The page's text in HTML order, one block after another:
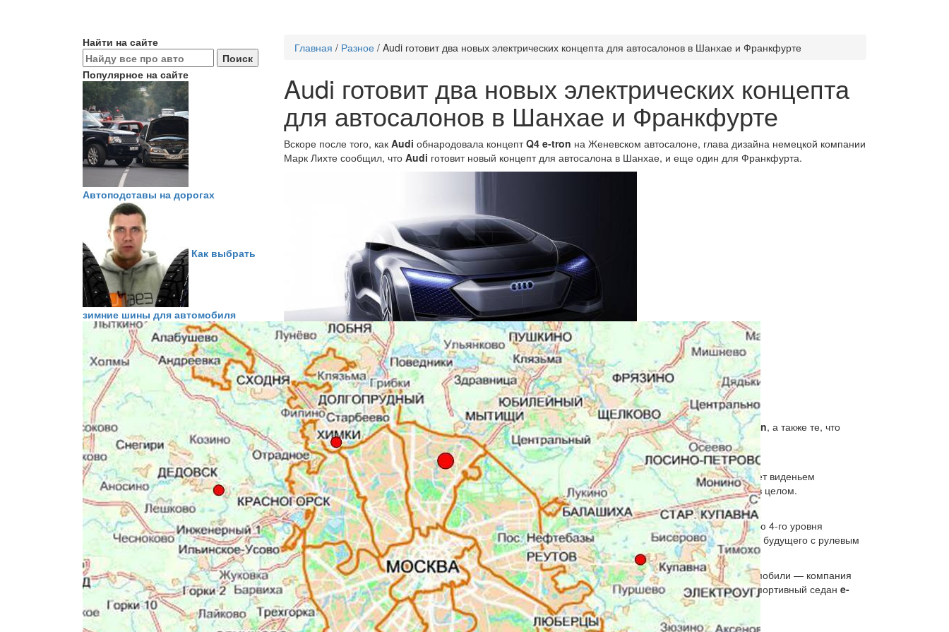
Главная / Разное / Audi готовит два новых электрических концепта для автосалонов в Шанхае и Франкфурте
Audi готовит два новых электрических концепта
для автосалонов в Шанхае и Франкфурте
Вскоре после того, как Audi обнародовала концептQ4 e-tron на Женевском автосалоне, глава дизайна немецкой компании
Марк Лихте сообщил, что Audi готовит новый концепт для автосалона в Шанхае, и еще один для Франкфурта.
Audi
carscoops.com
По словам Лихте, уАudiесть концептуальные автомобили готовые к производству, такие как Q4 e-tron, а также те, что
опережают время на 10-15 лет, такие какAicon– они и будут представлены в этом году.
Хотя Лихте не представил никаких подробностей моделей, он отметил, что шанхайский концепт станет виденьем
электромобилей на десятилетие вперед, а также продемонстрирует следующий шаг в дизайнеAudiв целом.
Кроме того, шанхайский концепт будет иметь уникальный дизайн интерьера благодаря использованию 4-го уровня
автономности — то есть, концепт даст представление о том, как может выглядеть салон автомобилей будущего с рулевым
колесом или без него.
Не стоит говорить, чтоАudiне сдерживает своих устремлений как можно скорее перейти на электромобили — компания
уже начала производство внедорожникаe-tron, готовит к запуску модельe-tron Sportback, а также спортивный седан e-
tron GTи кроссоверQ4 e-tron.
Найти на сайте
Популярное на сайте
Автоподставы на дорогах
Как выбрать
зимние шины для автомобиля